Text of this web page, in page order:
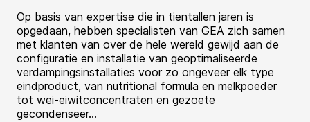
Op basis van expertise die in tientallen jaren is
opgedaan, hebben specialisten van GEA zich samen
met klanten van over de hele wereld gewijd aan de
configuratie en installatie van geoptimaliseerde
verdampingsinstallaties voor zo ongeveer elk type
eindproduct, van nutritional formula en melkpoeder
tot wei-eiwitconcentraten en gezoete
gecondenseer...